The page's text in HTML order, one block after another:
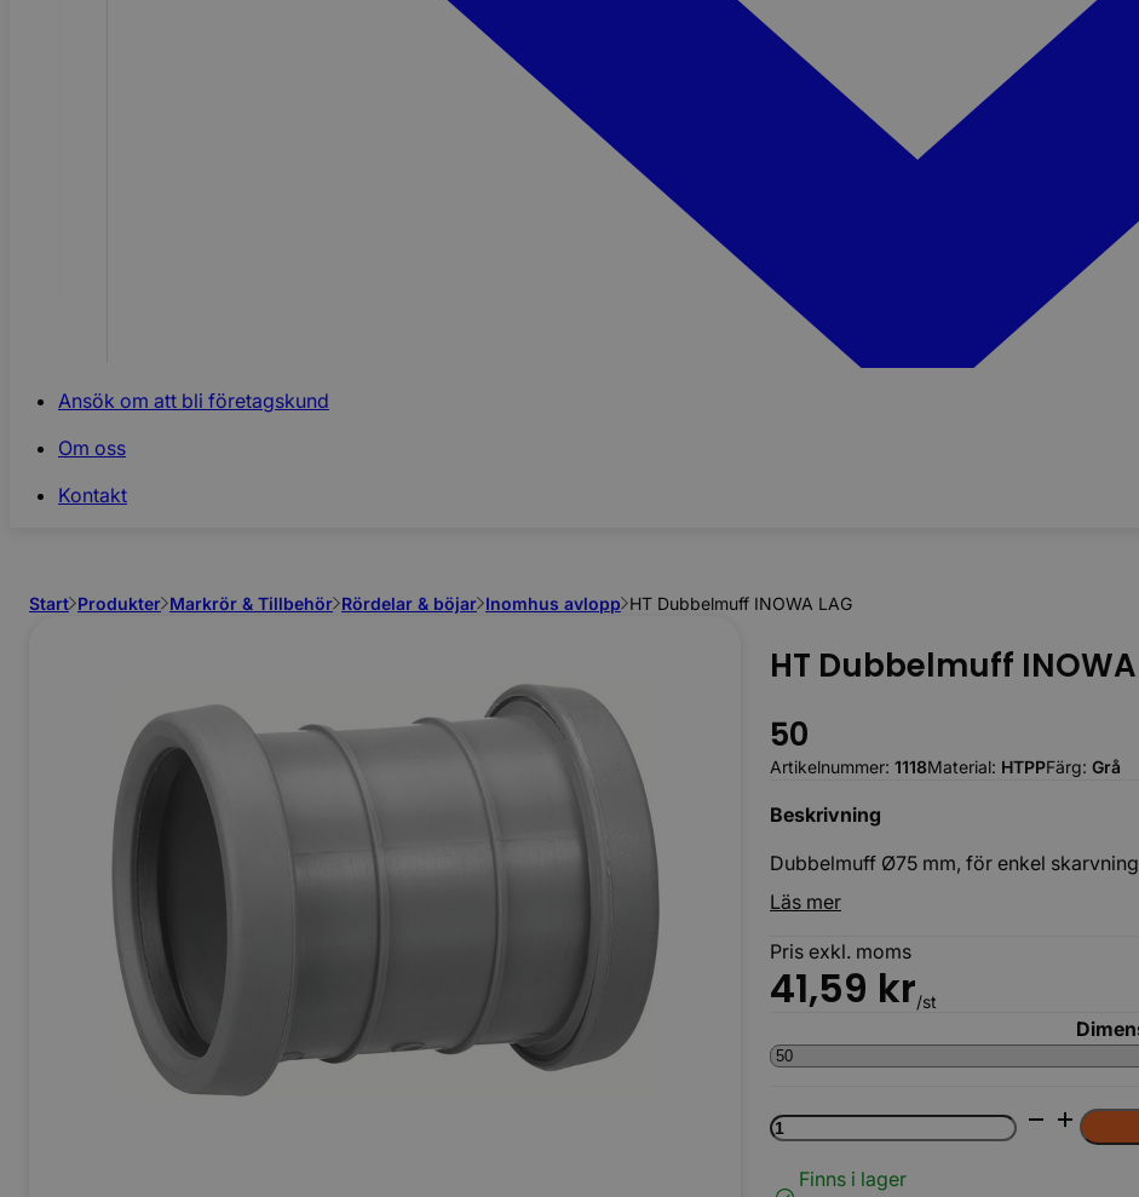
Ej Körbara
Se allt inom
Ansök om att bli företagskund
Om oss
Kontakt
Start Produkter Markrör & Tillbehör Rördelar & böjar Inomhus avlopp HT Dubbelmuff INOWA LAG
HT Dubbelmuff INOWA
50
Artikelnummer: 1118Material: HTPPFärg: Grå
Beskrivning
Dubbelmuff Ø75 mm, för enkel
Läs mer
Pris exkl. moms
41,59 kr/st
HT
Dubbelmuff
LAGFinns i lager